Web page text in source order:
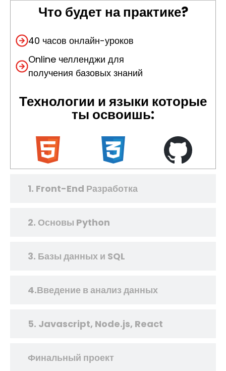
1. Front-End Разработка
2. Основы Python
3. Базы данных и SQL
4.Введение в анализ данных
5. Javascript, Node.js, React
Финальный проект
Что будет на практике?
40 часов онлайн-уроков
Online челленджи для
получения базовых знаний
Технологии и языки которые
ты освоишь: